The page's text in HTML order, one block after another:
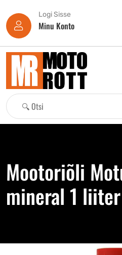
Logi Sisse
Minu Konto
Mootoriõli
mineral 1